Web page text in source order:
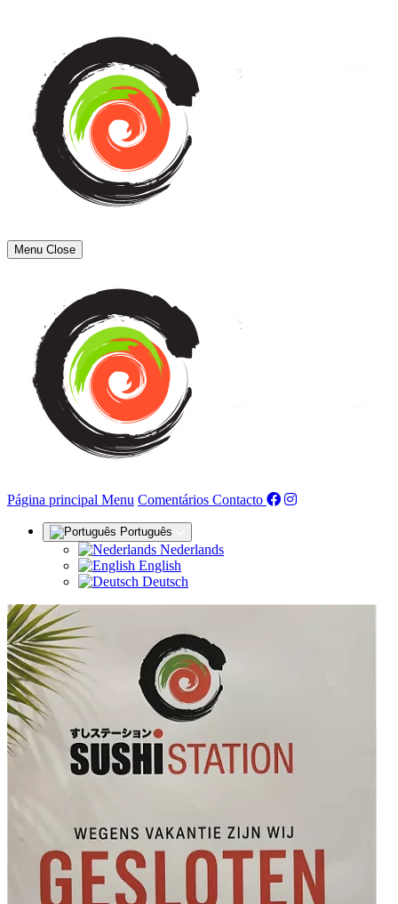
Menu Close
Página principal (actual)
Menu Comentários Contacto
Português
Nederlands
English
Deutsch